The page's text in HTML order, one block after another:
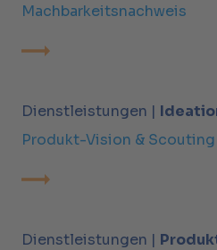
Machbarkeitsnachweis
Dienstleistungen |
Produkt-Vision & Scouting
Dienstleistungen |